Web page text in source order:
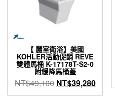
【 麗室衛浴】美國
KOHLER活動促銷 REVE
雙體馬桶 K-17178T-S2-0
附緩降馬桶蓋
NT$49,100 原
始
NT$39,280目
前